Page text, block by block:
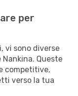
per
vi sono diverse
Queste
competitive,
verso la tua